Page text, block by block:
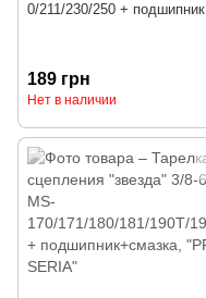
0/211/230/250 + подшипник
189 грн
Нет в наличии